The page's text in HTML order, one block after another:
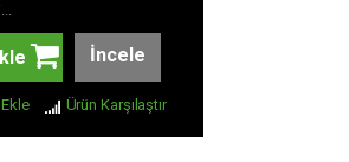
İncele
Ürün Karşılaştır